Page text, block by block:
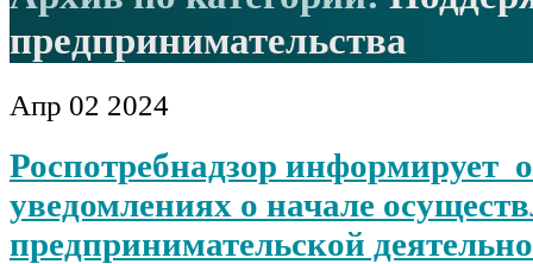
предпринимательства
Апр 02 2024
Роспотребнадзор информирует
уведомлениях о начале
предпринимательской